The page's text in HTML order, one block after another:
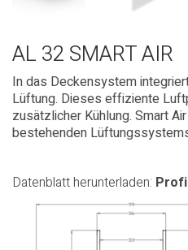
AL 32 SMART AIR
In das Deckensystem
Lüftung. Dieses effiziente
zusätzlicher Kühlung. Smart
bestehenden
Datenblatt herunterladen: